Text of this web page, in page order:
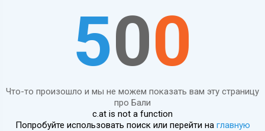
500
Что-то произошло и мы не можем показать вам эту страницу
про Бали
c.at is not a function
Попробуйте использовать поиск или перейти на главную